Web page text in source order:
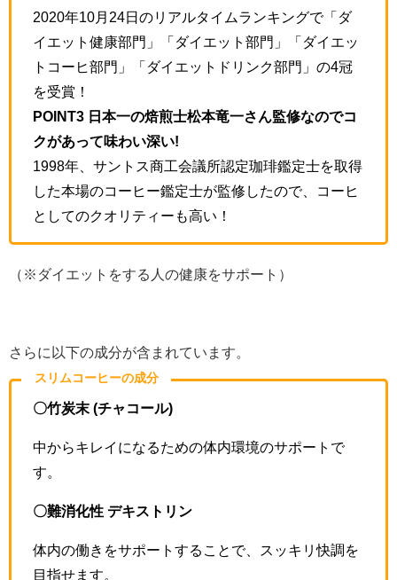
2020年10月24日のリアルタイムランキングで「ダ
イエット健康部門」「ダイエット部門」「ダイエッ
トコーヒ部門」「ダイエットドリンク部門」の4冠
を受賞！
POINT3 日本一の焙煎士松本竜一さん監修なのでコ
クがあって味わい深い!
1998年、サントス商工会議所認定珈琲鑑定士を取得
した本場のコーヒー鑑定士が監修したので、コーヒ
としてのクオリティーも高い！
（※ダイエットをする人の健康をサポート）
さらに以下の成分が含まれています。
スリムコーヒーの成分
〇竹炭末 (チャコール)
中からキレイになるための体内環境のサポートで
す。
〇難消化性 デキストリン
体内の働きをサポートすることで、スッキリ快調を
目指せます。